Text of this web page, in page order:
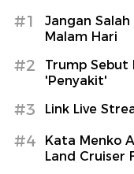
#1
Jangan
Malam Hari
#2
Trump Sebut
'Penyakit'
#3 Link Live
#4
Kata Menko
Land Cruiser